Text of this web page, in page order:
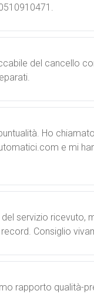
del cancello
Ho chiamato
e mi
servizio ricevuto,
Consiglio
rapporto qualità-